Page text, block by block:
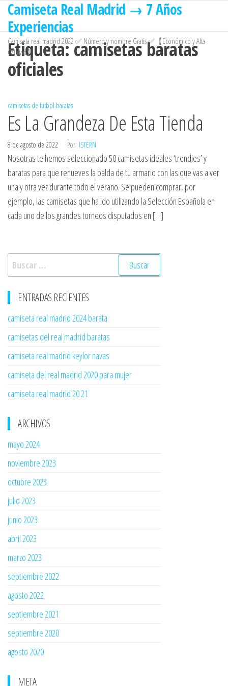
Saltar
contenido
Camiseta Real Madrid → 7 Años
Experiencias
Camiseta real madrid 2022 ✅ Número y nombre Gratis ✅【Económico y Alta
Calidad】
Etiqueta:camisetas baratas
oficiales
camisetas de futbol baratas
Es La Grandeza De Esta Tienda
8 de agosto de 2022 Por ISTERN
Nosotras te hemos seleccionado 50 camisetas ideales ‘trendies’ y
baratas para que renueves la balda de tu armario con las que vas a ver
una y otra vez durante todo el verano. Se pueden comprar, por
ejemplo, las camisetas que ha ido utilizando la Selección Española en
cada uno de los grandes torneos disputados en […]
Buscar:
ENTRADAS RECIENTES
camiseta real madrid 2024 barata
camisetas del real madrid baratas
camiseta real madrid keylor navas
camiseta del real madrid 2020 para mujer
camiseta real madrid 20 21
ARCHIVOS
mayo 2024
noviembre 2023
octubre 2023
julio 2023
junio 2023
abril 2023
marzo 2023
septiembre 2022
agosto 2022
septiembre 2021
septiembre 2020
agosto 2020
META